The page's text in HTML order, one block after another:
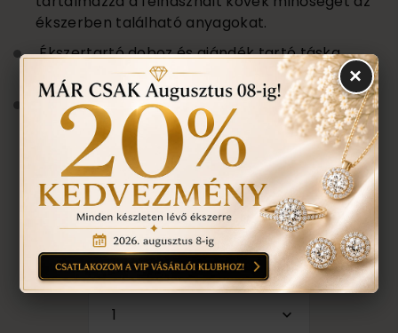
ékszerben található anyagokat.
Ékszertartó doboz és ajándék tartó táska
minden ékszerhez
Évente 1 alkalommal ingyenes ellenőrzés,
rejtett károsodás történt-e , mozgó kő,
repedés a gyűrűn stb. Az általunk felfedezett
hibákat ingyenesen javítjuk.
ÉRDEKEL A TERMÉK, AJÁNLATOT
KÉREK
darab
1
×